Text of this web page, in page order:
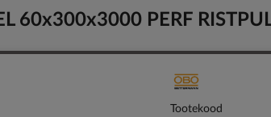
60x300x3000 PERF
Tootekood